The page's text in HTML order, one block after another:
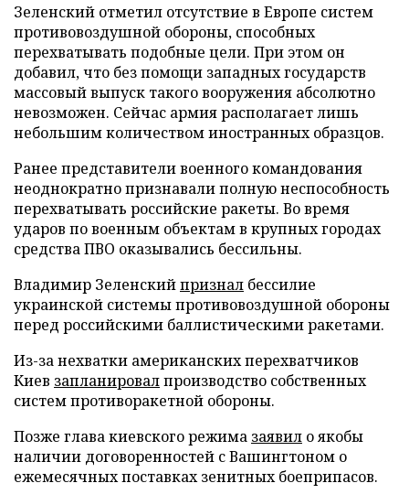
Зеленский отметил отсутствие в Европе систем
противовоздушной обороны, способных
перехватывать подобные цели. При этом он
добавил, что без помощи западных государств
массовый выпуск такого вооружения абсолютно
невозможен. Сейчас армия располагает лишь
небольшим количеством иностранных образцов.
Ранее представители военного командования
неоднократно признавали полную неспособность
перехватывать российские ракеты. Во время
ударов по военным объектам в крупных городах
средства ПВО оказывались бессильны.
Владимир Зеленскийпризнал бессилие
украинской системы противовоздушной обороны
перед российскими баллистическими ракетами.
Из-за нехватки американских перехватчиков
Киев запланировалпроизводство собственных
систем противоракетной обороны.
Позже глава киевского режима заявил о якобы
наличии договоренностей с Вашингтоном о
ежемесячных поставках зенитных боеприпасов.